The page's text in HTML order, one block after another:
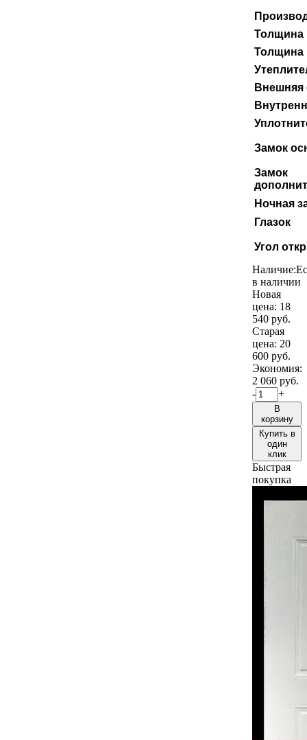
Толщина
Толщина
Внешняя
Замок
Замок
Ночная
Глазок
Угол
Наличие:
в наличии
Новая
цена: 18
540 руб.
Старая
цена: 20
600 руб.
Экономия:
2 060 руб.
-
+
В
корзину
Купить в
один
клик
Быстрая
покупка